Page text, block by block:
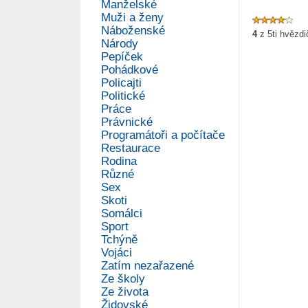
Manželské
Muži a ženy
Náboženské
Národy
Pepíček
Pohádkové
Policajti
Politické
Práce
Právnické
Programátoři a počítače
Restaurace
Rodina
Různé
Sex
Skoti
Somálci
Sport
Tchýně
Vojáci
Zatím nezařazené
Ze školy
Ze života
Židovské
4z 5ti